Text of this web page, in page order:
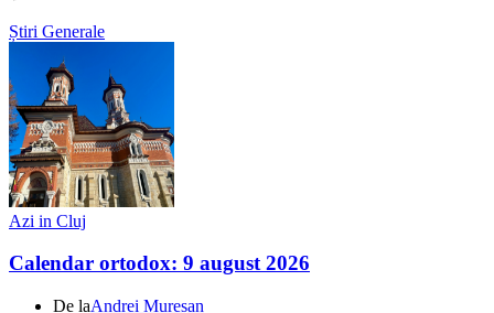
Știri Generale
Azi in Cluj
Calendar ortodox: 9 august 2026
De laAndrei Mureșan